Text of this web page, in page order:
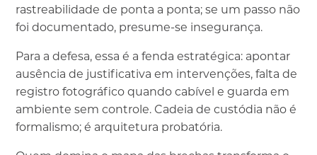
rastreabilidade de ponta a ponta; se um passo não
foi documentado, presume-se insegurança.
Para a defesa, essa é a fenda estratégica: apontar
ausência de justificativa em intervenções, falta de
registro fotográfico quando cabível e guarda em
ambiente sem controle. Cadeia de custódia não é
formalismo; é arquitetura probatória.